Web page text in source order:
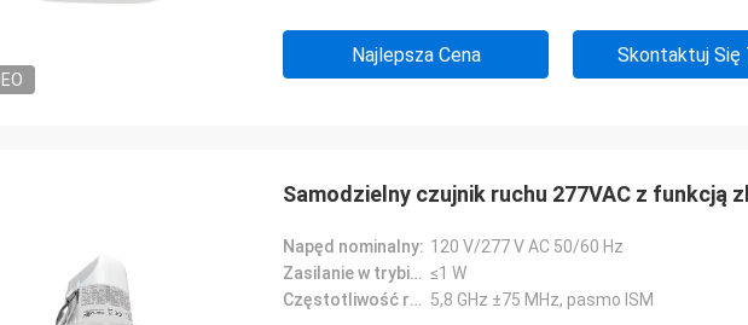
Najlepsza Cena Skontaktuj Się
Samodzielny czujnik ruchu 277VAC z funkcją
Napęd nominalny: 120 V/277 V AC 50/60 Hz
Zasilanie w trybie gotowości: ≤1 W
Częstotliwość robocza: 5,8 GHz ±75 MHz, pasmo ISM